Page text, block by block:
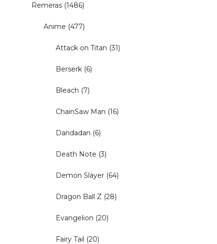
Remeras (1486)
Anime (477)
Attack on Titan (31)
Berserk (6)
Bleach (7)
ChainSaw Man (16)
Dandadan (6)
Death Note (3)
Demon Slayer (64)
Dragon Ball Z (28)
Evangelion (20)
Fairy Tail (20)